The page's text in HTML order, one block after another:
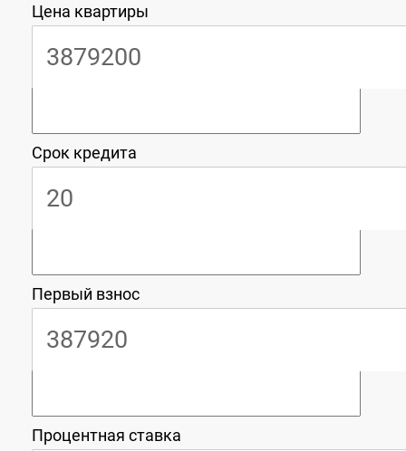
Цена квартиры
Срок кредита
Первый взнос
Процентная ставка